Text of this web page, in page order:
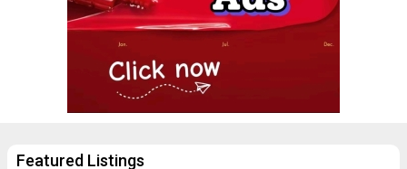
Featured Listings